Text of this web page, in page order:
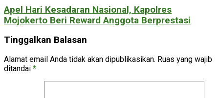
Apel Hari Kesadaran Nasional, Kapolres
Mojokerto Beri Reward Anggota Berprestasi
Tinggalkan Balasan
Alamat email Anda tidak akan dipublikasikan. Ruas yang wajib
ditandai *